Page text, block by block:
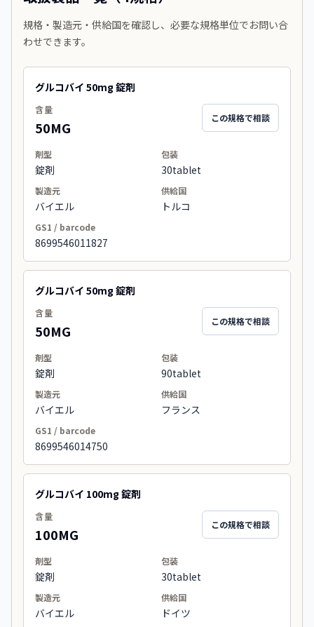
規格・製造元・供給国を確認し、必要な規格単位でお問い合
わせできます。
グルコバイ 50mg 錠剤
含量
50MG
この規格で相談
剤型
錠剤
包装
30tablet
製造元
バイエル
供給国
トルコ
GS1 / barcode
8699546011827
グルコバイ 50mg 錠剤
含量
50MG
この規格で相談
剤型
錠剤
包装
90tablet
製造元
バイエル
供給国
フランス
GS1 / barcode
8699546014750
グルコバイ 100mg 錠剤
含量
100MG
この規格で相談
剤型
錠剤
包装
30tablet
製造元
バイエル
供給国
ドイツ